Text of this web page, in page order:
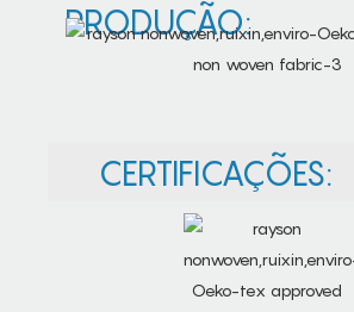
PRODUÇÃO:
CERTIFICAÇÕES: